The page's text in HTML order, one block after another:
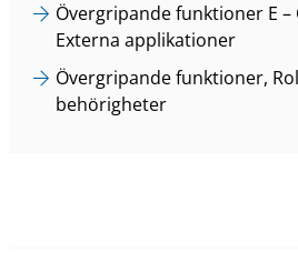
l
Övergripande funktioner E –
Externa applikationer
Övergripande funktioner,
behörigheter